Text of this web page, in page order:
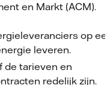
en Markt (ACM).
op
leveren.
de tarieven en
redelijk zijn.